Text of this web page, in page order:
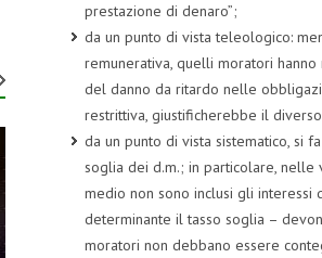
prestazione di denaro”;
da un punto di vista teleologico:
remunerativa, quelli moratori
del danno da ritardo nelle
restrittiva, giustificherebbe il
da un punto di vista sistematico, si
soglia dei d.m.; in particolare,
medio non sono inclusi gli interessi
determinante il tasso soglia –
moratori non debbano essere